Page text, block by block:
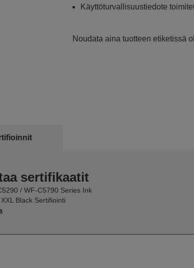
Käyttöturvallisuustiedote
Noudata aina tuotteen etiketissä
sertifikaatit
/ WF-C5790 Series Ink
Black Sertifiointi